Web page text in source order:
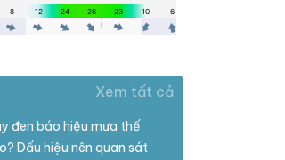
Xem tất cả
đen báo hiệu mưa thế
Dấu hiệu nên quan sát